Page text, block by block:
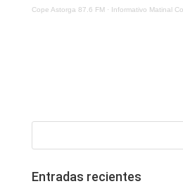
Cope Astorga 87.6 FM· Informativo Matinal Cope
Entradas recientes